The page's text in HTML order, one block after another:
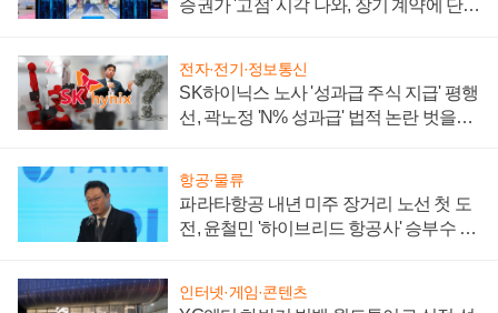
증권가 '고점' 시각 나와, 장기 계약에 단점
전자·전기·정보통신
SK하이닉스 노사 '성과급 주식 지급' 평행
선, 곽노정 'N% 성과급' 법적 논란 벗을지
항공·물류
파라타항공 내년 미주 장거리 노선 첫 도
전, 윤철민 '하이브리드 항공사' 승부수 통
인터넷·게임·콘텐츠